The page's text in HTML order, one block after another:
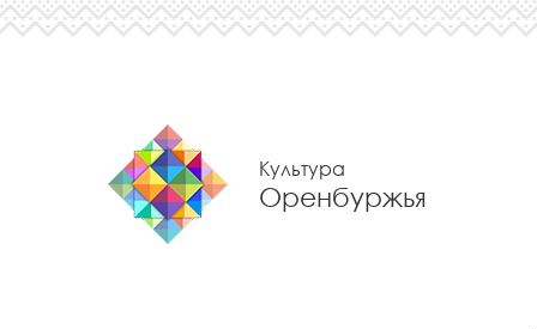
Культура
Оренбуржья